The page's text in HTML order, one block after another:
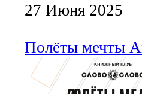
27 Июня 2025
Полёты мечты